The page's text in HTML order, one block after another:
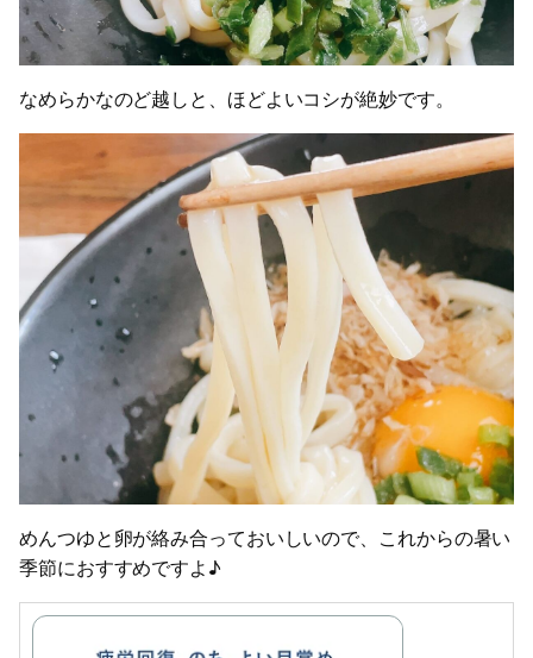
なめらかなのど越しと、ほどよいコシが絶妙です。
めんつゆと卵が絡み合っておいしいので、これからの暑い
季節におすすめですよ♪